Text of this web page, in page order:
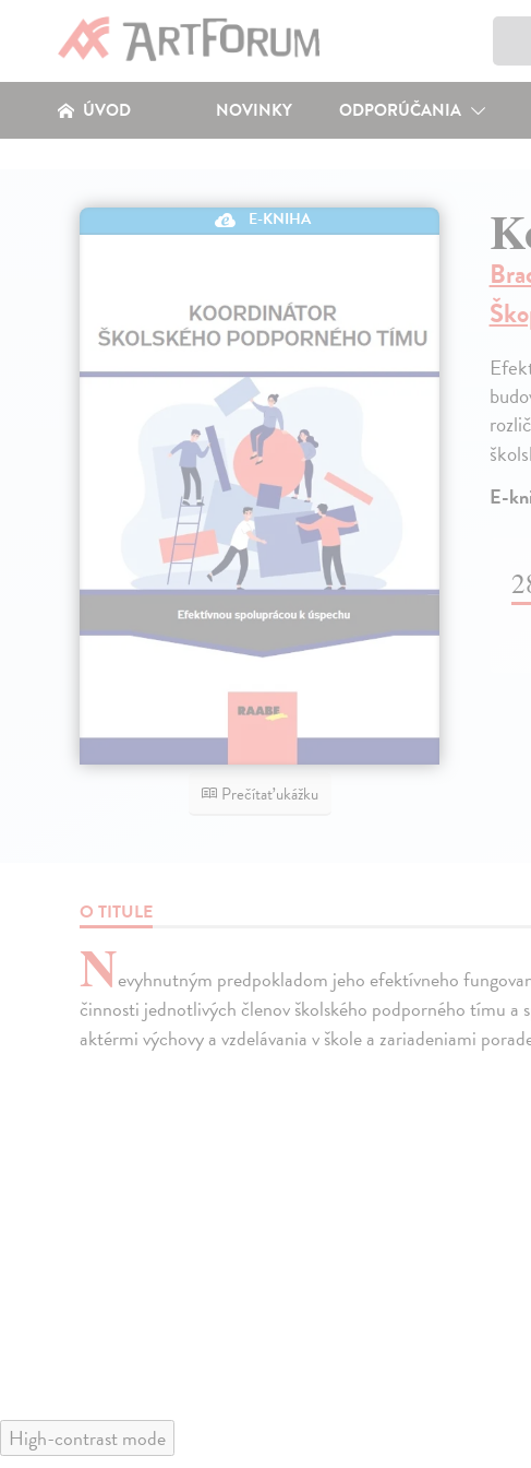
ÚVOD NOVINKY ODPORÚČANIA
E-KNIHA
Prečítať ukážku
E-
O TITULE
Nevyhnutným predpokladom jeho efektívneho
činnosti jednotlivých členov školského podporného tímu a
aktérmi výchovy a vzdelávania v škole a zariadeniami
High-contrast mode